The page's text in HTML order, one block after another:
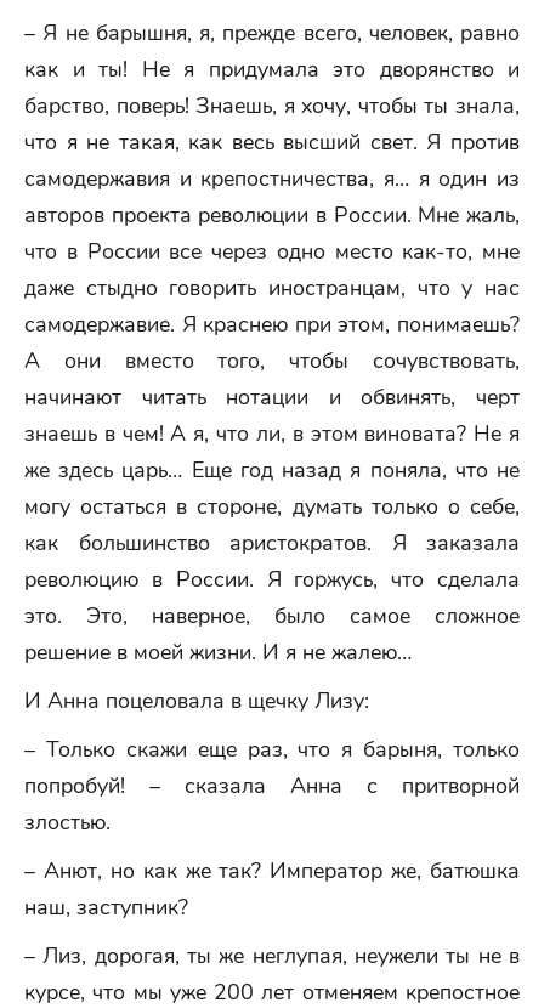
– Я не барышня, я, прежде всего, человек, равно
как и ты! Не я придумала это дворянство и
барство, поверь! Знаешь, я хочу, чтобы ты знала,
что я не такая, как весь высший свет. Я против
самодержавия и крепостничества, я… я один из
авторов проекта революции в России. Мне жаль,
что в России все через одно место как-то, мне
даже стыдно говорить иностранцам, что у нас
самодержавие. Я краснею при этом, понимаешь?
А они вместо того, чтобы сочувствовать,
начинают читать нотации и обвинять, черт
знаешь в чем! А я, что ли, в этом виновата? Не я
же здесь царь… Еще год назад я поняла, что не
могу остаться в стороне, думать только о себе,
как большинство аристократов. Я заказала
революцию в России. Я горжусь, что сделала
это. Это, наверное, было самое сложное
решение в моей жизни. И я не жалею…
И Анна поцеловала в щечку Лизу:
– Только скажи еще раз, что я барыня, только
попробуй! – сказала Анна с притворной
злостью.
– Анют, но как же так? Император же, батюшка
наш, заступник?
– Лиз, дорогая, ты же неглупая, неужели ты не в
курсе, что мы уже 200 лет отменяем крепостное